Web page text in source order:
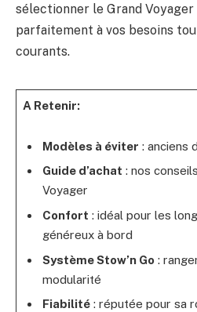
sélectionner le Grand
parfaitement à vos besoins
courants.
A Retenir:
Modèles à éviter : anciens
Guide d’achat : nos
Voyager
Confort : idéal pour les
généreux à bord
Système Stow’n Go :
modularité
Fiabilité: réputée pour sa